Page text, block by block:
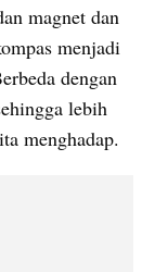
magnet dan
menjadi
dengan
lebih
menghadap.